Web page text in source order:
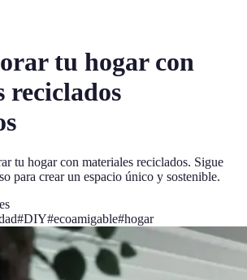
tu hogar con
reciclados
tu hogar con materiales reciclados. Sigue
para crear un espacio único y sostenible.
#DIY#ecoamigable#hogar